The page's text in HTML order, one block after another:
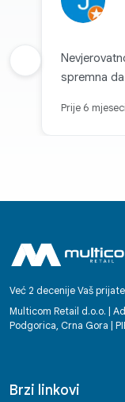
spremna
Prije 6 mjeseci
Prethodna recenzija
Već 2 decenije Vaš
Multicom Retail d.o.o. |
Podgorica, Crna Gora |
Brzi linkovi